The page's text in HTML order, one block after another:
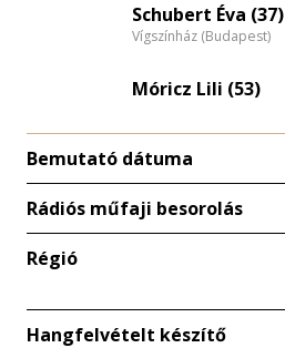
Schubert Éva (37)
Vígszínház (Budapest)
Móricz Lili (53)
Bemutató dátuma
Rádiós műfaji besorolás
Régió
Hangfelvételt készítő